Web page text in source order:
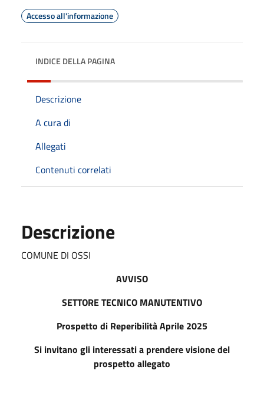
Accesso all'informazione
INDICE DELLA PAGINA
Descrizione
A cura di
Allegati
Contenuti correlati
Descrizione
COMUNE DI OSSI
AVVISO
SETTORE TECNICO MANUTENTIVO
Prospetto di Reperibilità Aprile 2025
Si invitano gli interessati a prendere visione del
prospetto allegato